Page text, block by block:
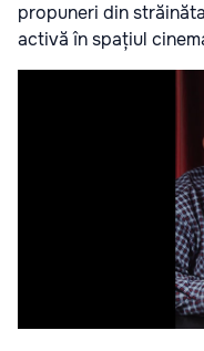
propuneri din
activă în spațiul